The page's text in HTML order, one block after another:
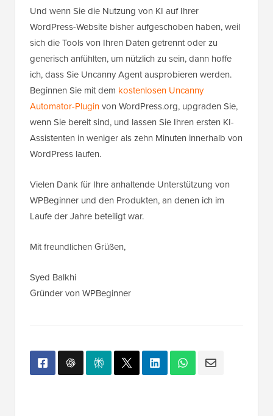
Und wenn Sie die Nutzung von KI auf Ihrer
WordPress-Website bisher aufgeschoben haben, weil
sich die Tools von Ihren Daten getrennt oder zu
generisch anfühlten, um nützlich zu sein, dann hoffe
ich, dass Sie Uncanny Agent ausprobieren werden.
Beginnen Sie mit dem kostenlosen Uncanny
Automator-Pluginvon WordPress.org, upgraden Sie,
wenn Sie bereit sind, und lassen Sie Ihren ersten KI-
Assistenten in weniger als zehn Minuten innerhalb von
WordPress laufen.
Vielen Dank für Ihre anhaltende Unterstützung von
WPBeginner und den Produkten, an denen ich im
Laufe der Jahre beteiligt war.
Mit freundlichen Grüßen,
Syed Balkhi
Gründer von WPBeginner